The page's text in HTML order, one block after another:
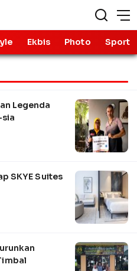
Ekbis Photo Sport
Legenda
SKYE Suites